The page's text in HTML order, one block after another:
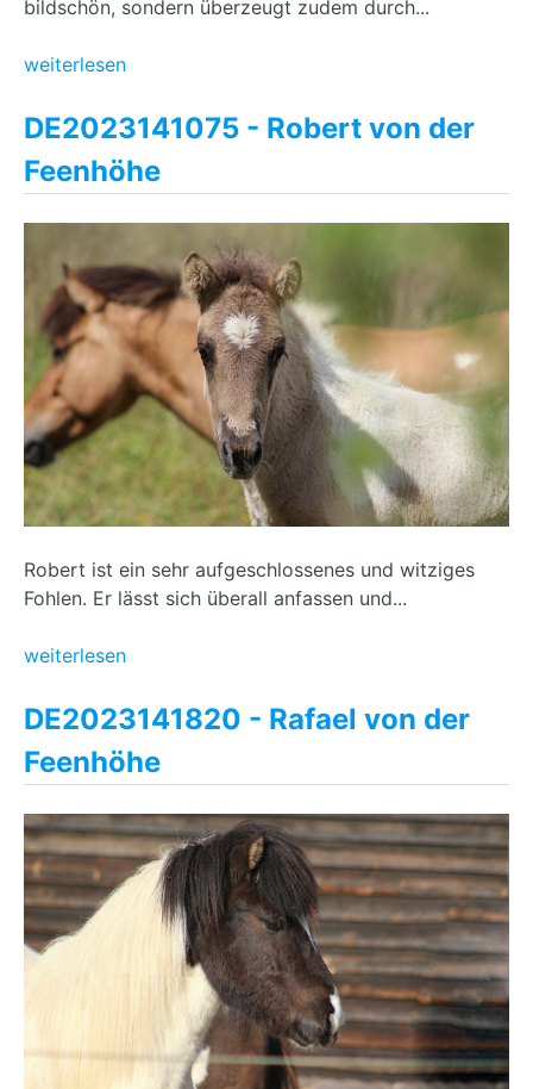
bildschön, sondern überzeugt zudem durch...
weiterlesen
DE2023141075 - Robert von der
Feenhöhe
Robert ist ein sehr aufgeschlossenes und witziges
Fohlen. Er lässt sich überall anfassen und...
weiterlesen
DE2023141820 - Rafael von der
Feenhöhe